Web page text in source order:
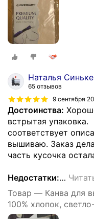
Наталья
65 отзывов
9 сентября
Достоинства:
встрытая упаковка.
соответствует
вышиваю. Заказ
часть кусочка
Недостатки:…
Товар — Канва для
100% хлопок,
Schulertuch